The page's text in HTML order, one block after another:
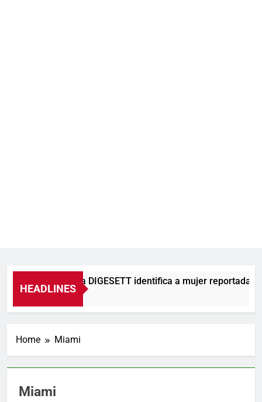
HEADLINES
Agente de la DIGESETT identifica a mujer reportada
19 Horas Ago
Home Miami
Miami